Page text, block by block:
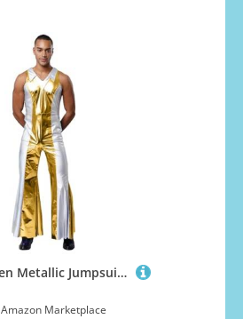
dPois Herren Metallic Jumpsuit Einteiler Hosenazug Ärmellos Overall Farbblock Schlaghose Anzug Vintage Disco Tanz Kostüm Mottoparty Fasching Gold XXL
Amazon Marketplace